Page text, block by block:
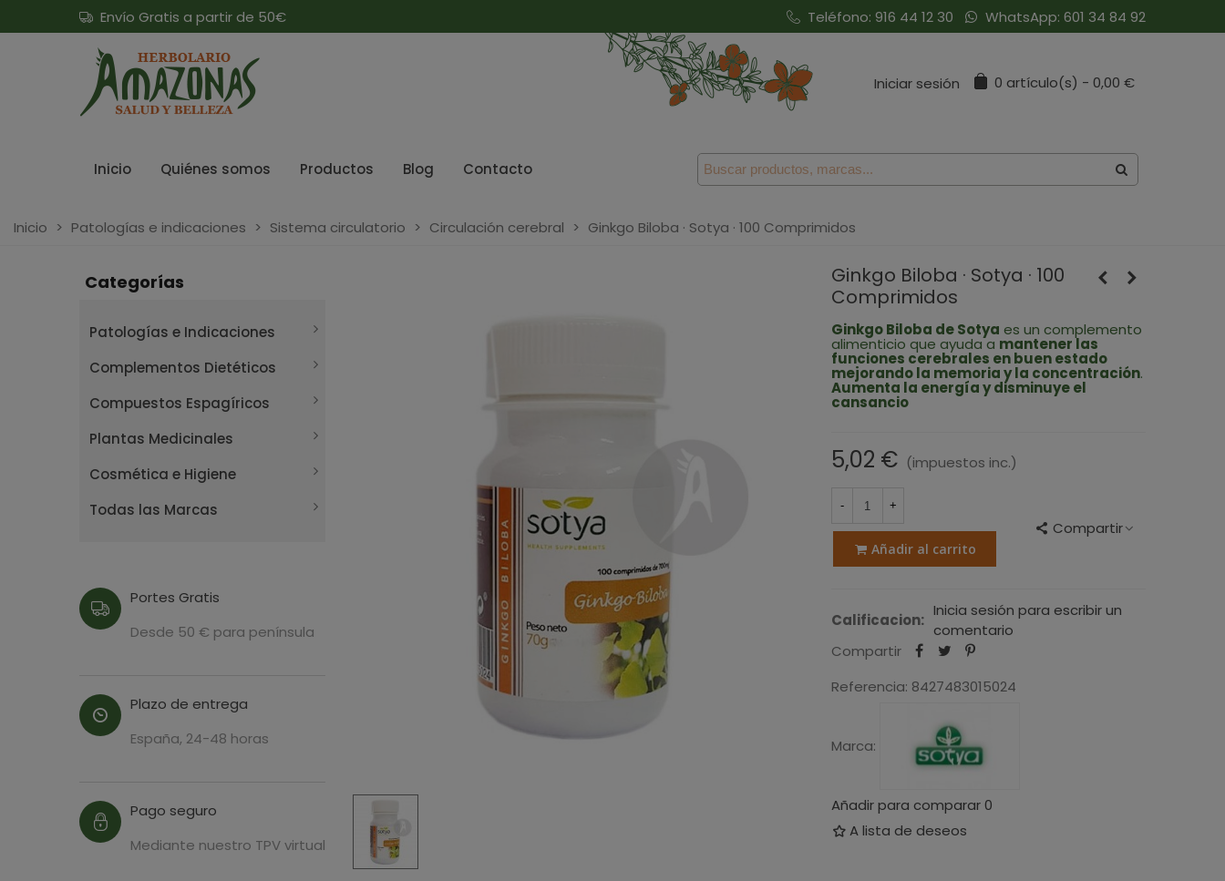
Envío Gratis a partir de 50€ Teléfono: 916 44 12 30 WhatsApp: 601 34 84 92
Iniciar sesión 0 artículo(s) - 0,00 €
Inicio Quiénes somos Productos Blog Contacto
Inicio > Patologías e indicaciones > Sistema circulatorio > Circulación cerebral > Ginkgo Biloba · Sotya · 100 Comprimidos
Categorías
Patologías e Indicaciones
Complementos Dietéticos
Compuestos Espagíricos
Plantas Medicinales
Cosmética e Higiene
Todas las Marcas
Portes Gratis
Desde 50 € para península
Plazo de entrega
España, 24-48 horas
Pago seguro
Mediante nuestro TPV virtual
Ginkgo Biloba · Sotya · 100
Comprimidos
Ginkgo Biloba de Sotya es un complemento
alimenticio que ayuda a mantener las
funciones cerebrales en buen estado
mejorando la memoria y la concentración.
Aumenta la energía y disminuye el
cansancio
5,02 € (impuestos inc.)
- +
Añadir al carrito
Compartir
Calificacion:
Inicia sesión para escribir un
comentario
Compartir
Referencia: 8427483015024
Marca:
Añadir para comparar0
A lista de deseos